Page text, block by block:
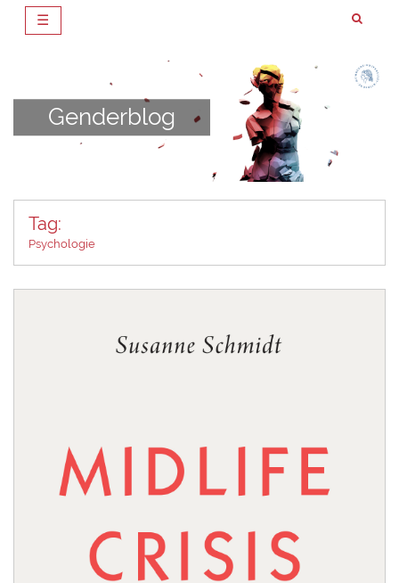
☰
Genderblog
Tag:
Psychologie